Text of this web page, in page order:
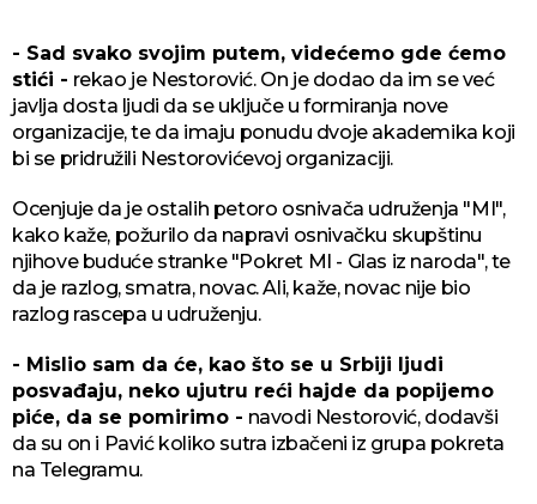
- Sad svako svojim putem, videćemo gde ćemo
stići - rekao je Nestorović. On je dodao da im se već
javlja dosta ljudi da se uključe u formiranja nove
organizacije, te da imaju ponudu dvoje akademika koji
bi se pridružili Nestorovićevoj organizaciji.
Ocenjuje da je ostalih petoro osnivača udruženja "MI",
kako kaže, požurilo da napravi osnivačku skupštinu
njihove buduće stranke "Pokret MI - Glas iz naroda", te
da je razlog, smatra, novac. Ali, kaže, novac nije bio
razlog rascepa u udruženju.
- Mislio sam da će, kao što se u Srbiji ljudi
posvađaju, neko ujutru reći hajde da popijemo
piće, da se pomirimo - navodi Nestorović, dodavši
da su on i Pavić koliko sutra izbačeni iz grupa pokreta
na Telegramu.